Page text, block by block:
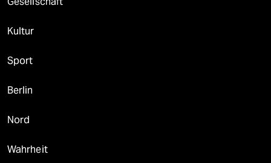
Kultur
Sport
Berlin
Nord
Wahrheit